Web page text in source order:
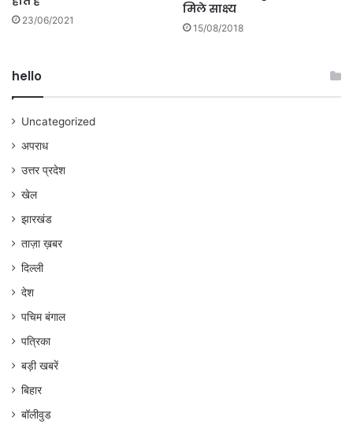
23/06/2021
मिले साक्ष्‍य
15/08/2018
hello
Uncategorized
अपराध
उत्तर प्रदेश
खेल
झारखंड
ताज़ा ख़बर
दिल्ली
देश
पचिम बंगाल
पत्रिका
बड़ी खबरें
बिहार
बॉलीवुड